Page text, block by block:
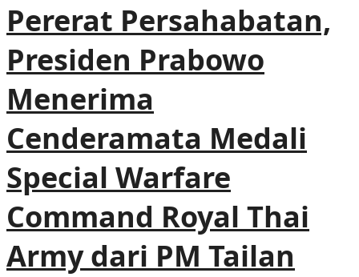
Pererat Persahabatan,
Presiden Prabowo
Menerima
Cenderamata Medali
Special Warfare
Command Royal Thai
Army dari PM Tailan